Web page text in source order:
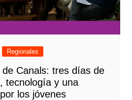
Regionales
de Canals: tres días de
tecnología y una
los jóvenes